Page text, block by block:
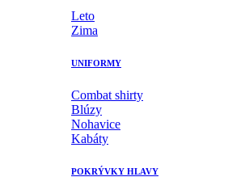
Leto
Zima
UNIFORMY
Combat shirty
Blúzy
Nohavice
Kabáty
POKRÝVKY HLAVY